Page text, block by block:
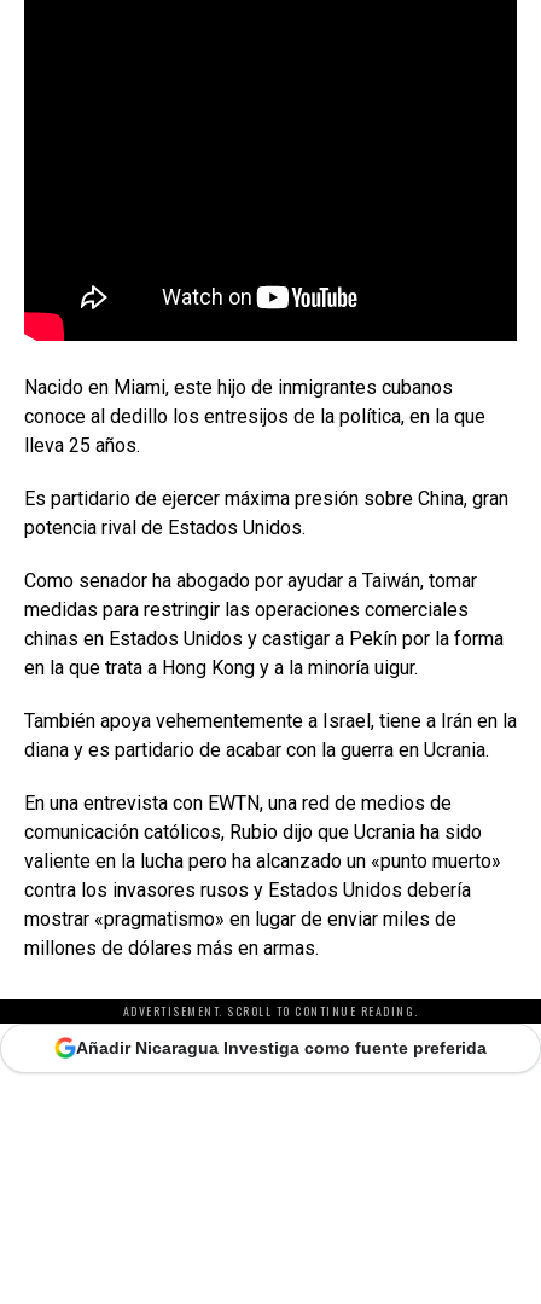
Nacido en Miami, este hijo de inmigrantes cubanos
conoce al dedillo los entresijos de la política, en la que
lleva 25 años.
Es partidario de ejercer máxima presión sobre China, gran
potencia rival de Estados Unidos.
Como senador ha abogado por ayudar a Taiwán, tomar
medidas para restringir las operaciones comerciales
chinas en Estados Unidos y castigar a Pekín por la forma
en la que trata a Hong Kong y a la minoría uigur.
También apoya vehementemente a Israel, tiene a Irán en la
diana y es partidario de acabar con la guerra en Ucrania.
En una entrevista con EWTN, una red de medios de
comunicación católicos, Rubio dijo que Ucrania ha sido
valiente en la lucha pero ha alcanzado un «punto muerto»
contra los invasores rusos y Estados Unidos debería
mostrar «pragmatismo» en lugar de enviar miles de
millones de dólares más en armas.
ADVERTISEMENT. SCROLL TO CONTINUE READING.
Añadir Nicaragua Investiga como fuente preferida